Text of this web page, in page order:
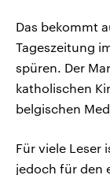
Das bekommt
Tageszeitung
spüren. Der
katholischen
belgischen
Für viele Leser
jedoch für den